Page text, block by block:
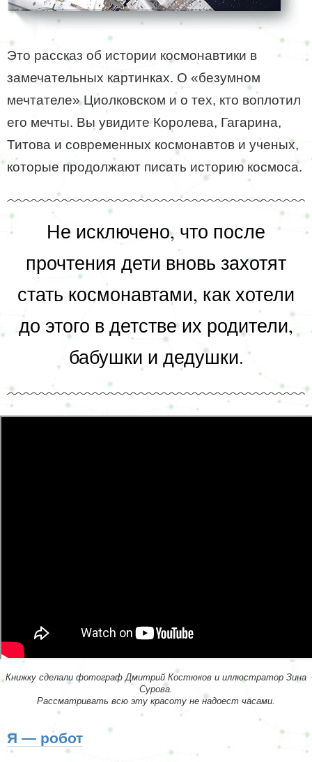
Это рассказ об истории космонавтики в
замечательных картинках. О «безумном
мечтателе» Циолковском и о тех, кто воплотил
его мечты. Вы увидите Королева, Гагарина,
Титова и современных космонавтов и ученых,
которые продолжают писать историю космоса.
Не исключено, что после
прочтения дети вновь захотят
стать космонавтами, как хотели
до этого в детстве их родители,
бабушки и дедушки.
Книжку сделали фотограф Дмитрий Костюков и иллюстратор Зина
Сурова.
Рассматривать всю эту красоту не надоест часами.
Я — робот